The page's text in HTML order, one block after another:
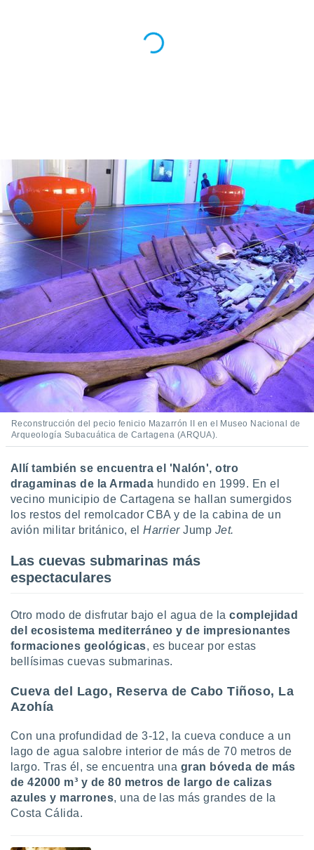
Reconstrucción del pecio fenicio Mazarrón II en el Museo Nacional de
Arqueología Subacuática de Cartagena (ARQUA).
Allí también se encuentra el 'Nalón', otro
dragaminas de la Armada hundido en 1999. En el
vecino municipio de Cartagena se hallan sumergidos
los restos del remolcador CBA y de la cabina de un
avión militar británico, elHarrierJump Jet.
Las cuevas submarinas más
espectaculares
Otro modo de disfrutar bajo el agua de lacomplejidad
del ecosistema mediterráneo y de impresionantes
formaciones geológicas, es bucear por estas
bellísimas cuevas submarinas.
Cueva del Lago, Reserva de Cabo Tiñoso, La
Azohía
Con una profundidad de 3-12, la cueva conduce a un
lago de agua salobre interior de más de 70 metros de
largo. Tras él, se encuentra una gran bóveda de más
de 42000 m³ y de 80 metros de largo de calizas
azules y marrones, una de las más grandes de la
Costa Cálida.